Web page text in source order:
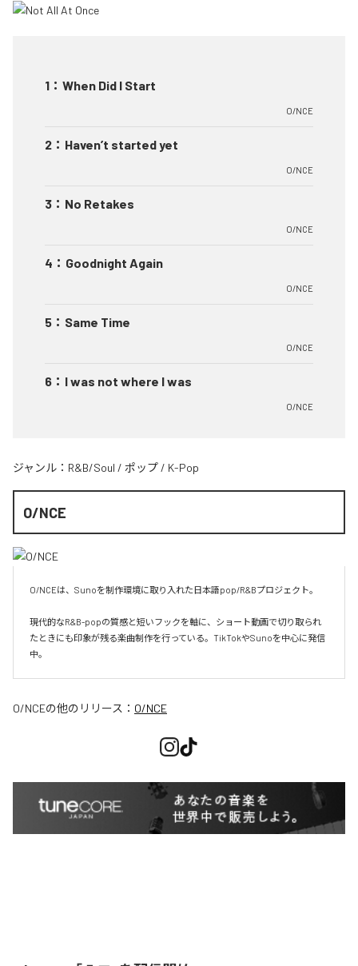
1 ： When Did I Start
O/NCE
2 ： Haven’t started yet
O/NCE
3 ： No Retakes
O/NCE
4 ： Goodnight Again
O/NCE
5 ： Same Time
O/NCE
6 ： I was not where I was
O/NCE
ジャンル： R&B/Soul / ポップ / K-Pop
O/NCE
O/NCEは、Sunoを制作環境に取り入れた日本語pop/R&Bプロジェクト。
現代的なR&B-popの質感と短いフックを軸に、ショート動画で切り取られ
たときにも印象が残る楽曲制作を行っている。TikTokやSunoを中心に発信
O/NCEの他のリリース： O/NCE